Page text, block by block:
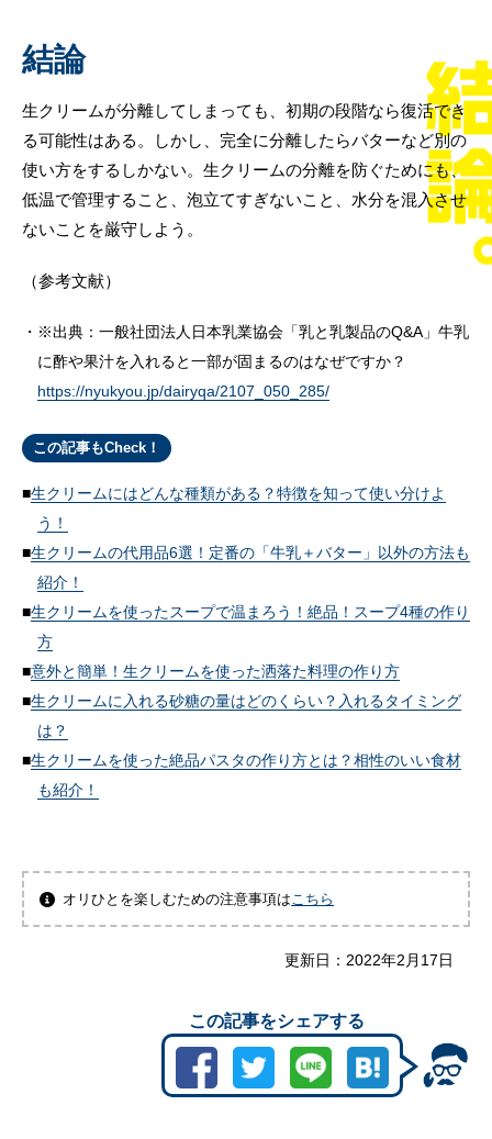
結論
生クリームが分離してしまっても、初期の段階なら復活でき
る可能性はある。しかし、完全に分離したらバターなど別の
使い方をするしかない。生クリームの分離を防ぐためにも、
低温で管理すること、泡立てすぎないこと、水分を混入させ
ないことを厳守しよう。
（参考文献）
※出典：一般社団法人日本乳業協会「乳と乳製品のQ&A」牛乳
に酢や果汁を入れると一部が固まるのはなぜですか？
https://nyukyou.jp/dairyqa/2107_050_285/
この記事もCheck！
生クリームにはどんな種類がある？特徴を知って使い分けよ
う！
生クリームの代用品6選！定番の「牛乳＋バター」以外の方法も
紹介！
生クリームを使ったスープで温まろう！絶品！スープ4種の作り
方
意外と簡単！生クリームを使った洒落た料理の作り方
生クリームに入れる砂糖の量はどのくらい？入れるタイミング
は？
生クリームを使った絶品パスタの作り方とは？相性のいい食材
も紹介！
オリひとを楽しむための注意事項はこちら
更新日： 2022年2月17日
この記事をシェアする